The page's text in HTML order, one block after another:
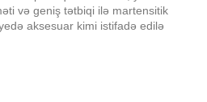
və geniş tətbiqi ilə martensitik
aksesuar kimi istifadə edilə